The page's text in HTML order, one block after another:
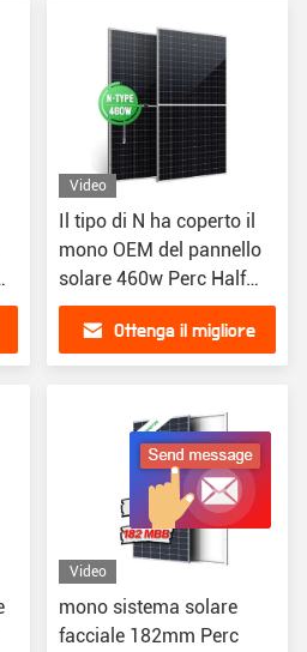
Video
Il tipo di N ha coperto il
mono OEM del pannello
solare 460w Perc Half
Cut
Ottenga il migliore
Video
mono sistema solare
facciale 182mm Perc